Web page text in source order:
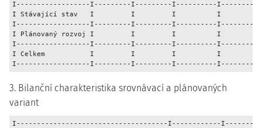
I------------------I---------I---------I----------
I Stávající stav   I         I         I          I
I------------------I---------I---------I----------
I Plánovaný rozvoj I         I         I          I
I------------------I---------I---------I----------
I Celkem           I         I         I          I
3. Bilanční charakteristika srovnávací a plánovaných
variant
I-------------------------------------I------------